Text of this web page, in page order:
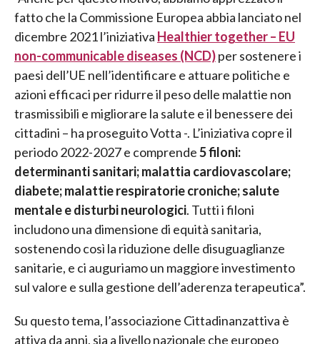
fatto che la Commissione Europea abbia lanciato nel
dicembre 2021 l’iniziativa Healthier together – EU
non-communicable diseases (NCD)per sostenere i
paesi dell’UE nell’identificare e attuare politiche e
azioni efficaci per ridurre il peso delle malattie non
trasmissibili e migliorare la salute e il benessere dei
cittadini – ha proseguito Votta -. L’iniziativa copre il
periodo 2022-2027 e comprende5 filoni:
determinanti sanitari; malattia cardiovascolare;
diabete; malattie respiratorie croniche; salute
mentale e disturbi neurologici. Tutti i filoni
includono una dimensione di equità sanitaria,
sostenendo così la riduzione delle disuguaglianze
sanitarie, e ci auguriamo un maggiore investimento
sul valore e sulla gestione dell’aderenza terapeutica”.
Su questo tema, l’associazione Cittadinanzattiva è
attiva da anni, sia a livello nazionale che europeo